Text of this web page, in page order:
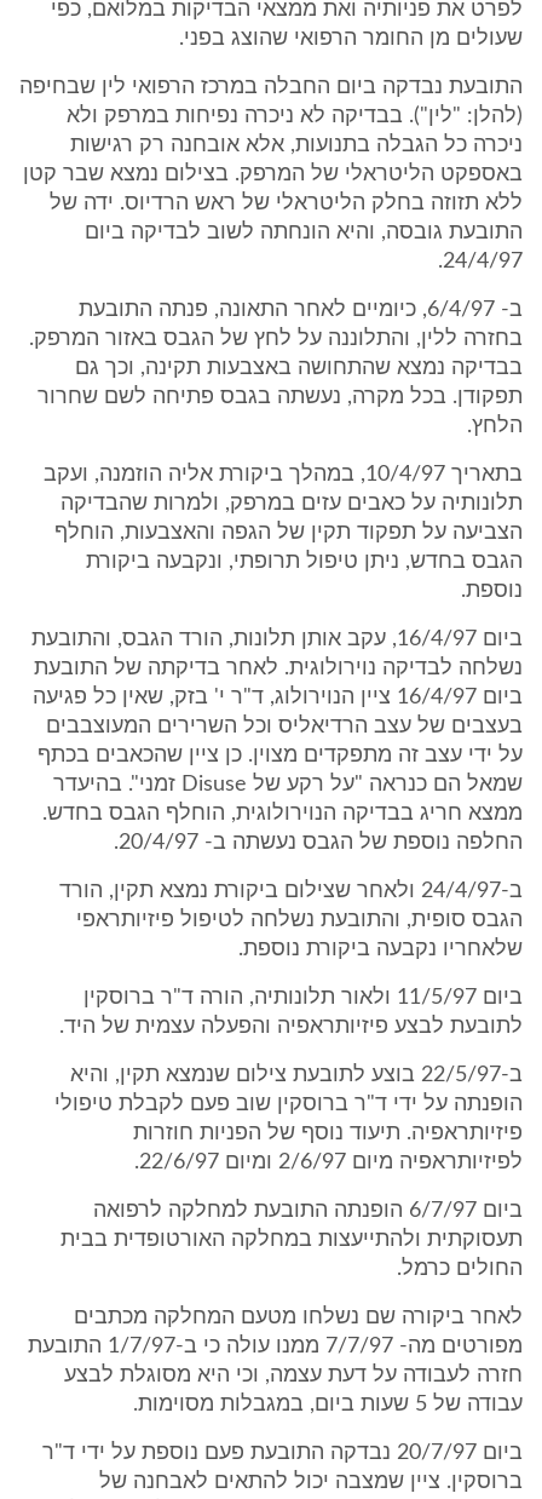
לפרט את פניותיה ואת ממצאי הבדיקות במלואם, כפי
שעולים מן החומר הרפואי שהוצג בפני.
התובעת נבדקה ביום החבלה במרכז הרפואי לין שבחיפה
(להלן: "לין"). בבדיקה לא ניכרה נפיחות במרפק ולא
ניכרה כל הגבלה בתנועות, אלא אובחנה רק רגישות
באספקט הליטראלי של המרפק. בצילום נמצא שבר קטן
ללא תזוזה בחלק הליטראלי של ראש הרדיוס. ידה של
התובעת גובסה, והיא הונחתה לשוב לבדיקה ביום
24/4/97.
ב- 6/4/97, כיומיים לאחר התאונה, פנתה התובעת
בחזרה ללין, והתלוננה על לחץ של הגבס באזור המרפק.
בבדיקה נמצא שהתחושה באצבעות תקינה, וכך גם
תפקודן. בכל מקרה, נעשתה בגבס פתיחה לשם שחרור
הלחץ.
בתאריך 10/4/97, במהלך ביקורת אליה הוזמנה, ועקב
תלונותיה על כאבים עזים במרפק, ולמרות שהבדיקה
הצביעה על תפקוד תקין של הגפה והאצבעות, הוחלף
הגבס בחדש, ניתן טיפול תרופתי, ונקבעה ביקורת
נוספת.
ביום 16/4/97, עקב אותן תלונות, הורד הגבס, והתובעת
נשלחה לבדיקה נוירולוגית. לאחר בדיקתה של התובעת
ביום 16/4/97 ציין הנוירולוג, ד"ר י' בזק, שאין כל פגיעה
בעצבים של עצב הרדיאליס וכל השרירים המעוצבבים
על ידי עצב זה מתפקדים מצוין. כן ציין שהכאבים בכתף
שמאל הם כנראה "על רקע של Disuse זמני". בהיעדר
ממצא חריג בבדיקה הנוירולוגית, הוחלף הגבס בחדש.
החלפה נוספת של הגבס נעשתה ב- 20/4/97.
ב-24/4/97 ולאחר שצילום ביקורת נמצא תקין, הורד
הגבס סופית, והתובעת נשלחה לטיפול פיזיותראפי
שלאחריו נקבעה ביקורת נוספת.
ביום 11/5/97 ולאור תלונותיה, הורה ד"ר ברוסקין
לתובעת לבצע פיזיותראפיה והפעלה עצמית של היד.
ב-22/5/97 בוצע לתובעת צילום שנמצא תקין, והיא
הופנתה על ידי ד"ר ברוסקין שוב פעם לקבלת טיפולי
פיזיותראפיה. תיעוד נוסף של הפניות חוזרות
לפיזיותראפיה מיום 2/6/97 ומיום 22/6/97.
ביום 6/7/97 הופנתה התובעת למחלקה לרפואה
תעסוקתית ולהתייעצות במחלקה האורטופדית בבית
החולים כרמל.
לאחר ביקורה שם נשלחו מטעם המחלקה מכתבים
מפורטים מה- 7/7/97 ממנו עולה כי ב-1/7/97 התובעת
חזרה לעבודה על דעת עצמה, וכי היא מסוגלת לבצע
עבודה של 5 שעות ביום, במגבלות מסוימות.
ביום 20/7/97 נבדקה התובעת פעם נוספת על ידי ד"ר
ברוסקין. ציין שמצבה יכול להתאים לאבחנה של